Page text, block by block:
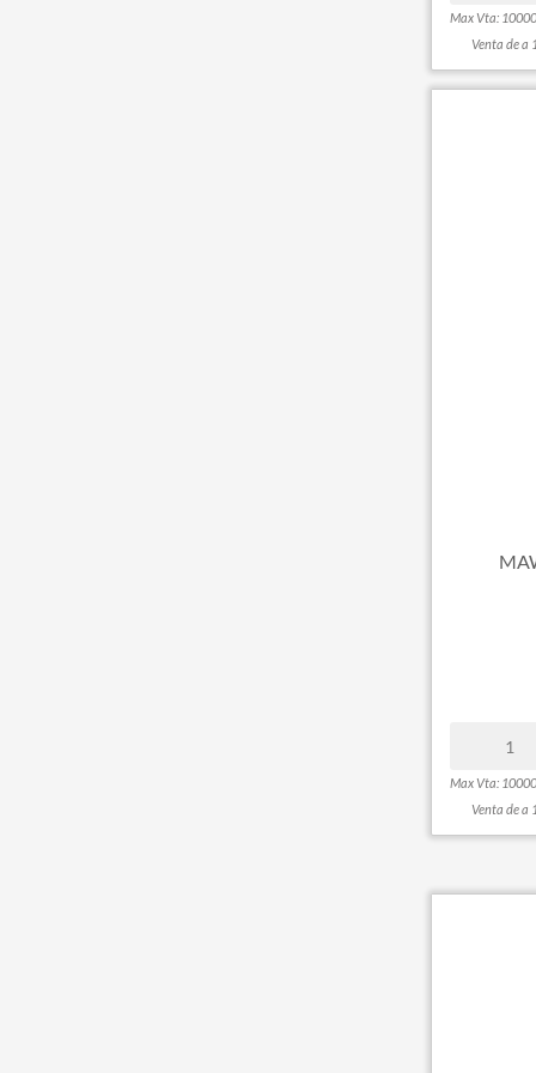
Max Vta:
Venta de a
Max Vta:
Venta de a